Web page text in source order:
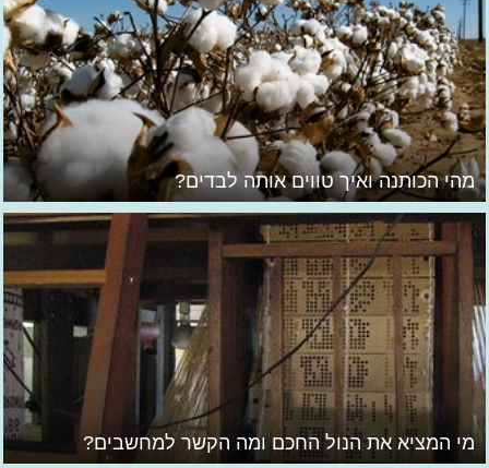
מהי הכותנה ואיך טווים אותה לבדים?
מי המציא את הנול החכם ומה הקשר למחשבים?